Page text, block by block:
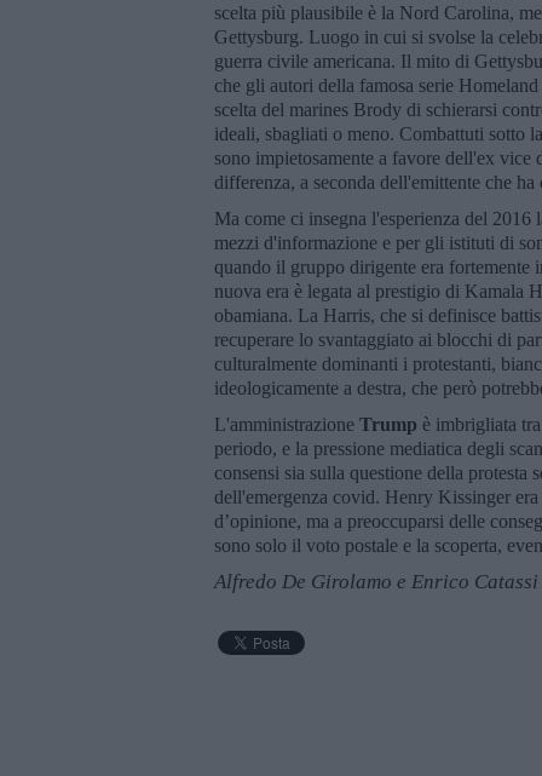
scelta più plausibile è la Nord Carolina,
Gettysburg. Luogo in cui si svolse la
guerra civile americana. Il mito di
che gli autori della famosa serie
scelta del marines Brody di schierarsi
ideali, sbagliati o meno. Combattuti sotto
sono impietosamente a favore dell'ex vice
differenza, a seconda dell'emittente che
Ma come ci insegna l'esperienza del
mezzi d'informazione e per gli istituti di
quando il gruppo dirigente era
nuova era è legata al prestigio di Kamala
obamiana. La Harris, che si definisce
recuperare lo svantaggiato ai blocchi di
culturalmente dominanti i protestanti,
ideologicamente a destra, che però
L'amministrazione Trump è imbrigliata
periodo, e la pressione mediatica degli
consensi sia sulla questione della protesta
dell'emergenza covid. Henry Kissinger
d’opinione, ma a preoccuparsi delle
sono solo il voto postale e la scoperta,
Alfredo De Girolamo e Enrico Catassi